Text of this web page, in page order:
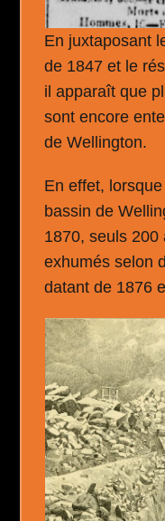
En juxtaposant
de 1847 et le
il apparaît que
sont encore
de Wellington.
En effet,
bassin de
1870, seuls 200
exhumés selon
datant de 1876